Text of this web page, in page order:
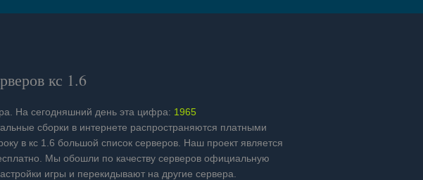
кс 1.6
На сегодняшний день эта цифра: 1965
сборки в интернете распространяются платными
в кс 1.6 большой список серверов. Наш проект является
Мы обошли по качеству серверов официальную
игры и перекидывают на другие сервера.